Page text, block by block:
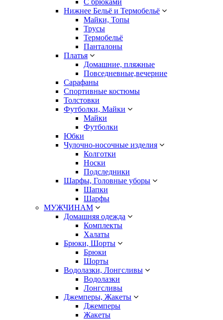
С брюками
Нижнее Бельё и Термобельё
Майки, Топы
Трусы
Термобельё
Панталоны
Платья
Домашние, пляжные
Повседневные,вечерние
Сарафаны
Спортивные костюмы
Толстовки
Футболки, Майки
Майки
Футболки
Юбки
Чулочно-носочные изделия
Колготки
Носки
Подследники
Шарфы, Головные уборы
Шапки
Шарфы
МУЖЧИНАМ
Домашняя одежда
Комплекты
Халаты
Брюки, Шорты
Брюки
Шорты
Водолазки, Лонгсливы
Водолазки
Лонгсливы
Джемперы, Жакеты
Джемперы
Жакеты